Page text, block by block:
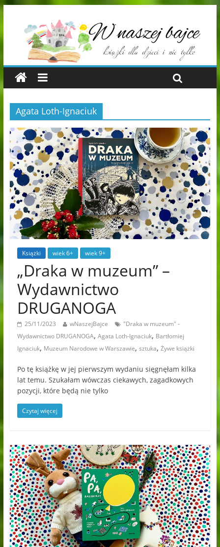
Agata Loth-Ignaciuk
Książki wiek 6+ wiek 9+
„Draka w muzeum” –
Wydawnictwo
DRUGANOGA
25/11/2023 wNaszejBajce
"Draka w muzeum" -
Wydawnictwo DRUGANOGA, Agata Loth-Ignaciuk, Bartłomiej
Ignaciuk, Muzeum Narodowe w Warszawie, sztuka, Żywe książki
Po tę książkę w jej pierwszym wydaniu sięgnęłam kilka
lat temu. Szukałam wówczas ciekawych, zagadkowych
pozycji, które będą nie tylko
Czytaj więcej